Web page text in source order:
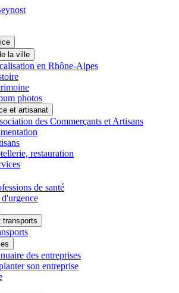
la ville
en Rhône-Alpes
photos
et artisanat
des Commerçants et Artisans
restauration
de santé
des entreprises
son entreprise